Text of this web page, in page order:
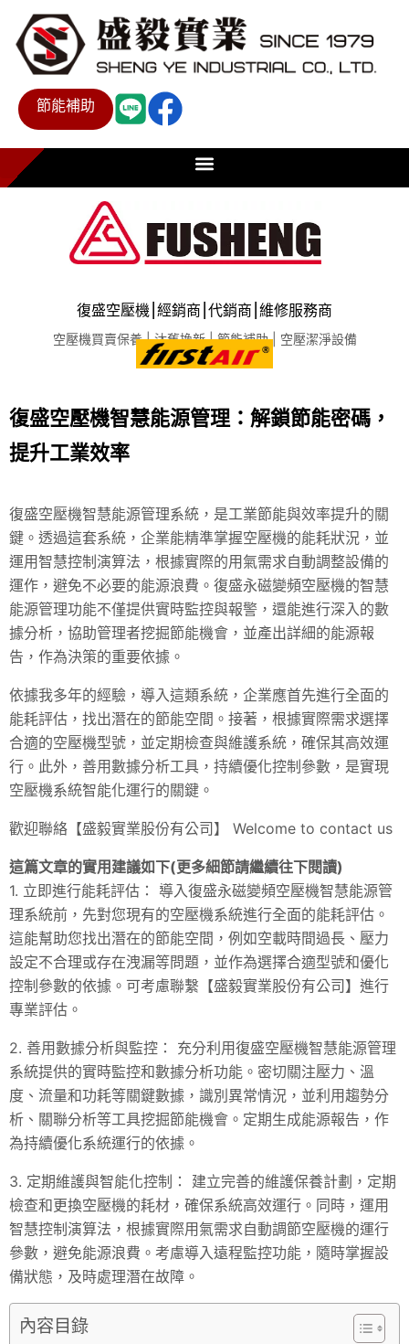
節能補助
復盛空壓機⎮經銷商⎮代銷商⎮維修服務商
空壓機買賣保養 | 汰舊換新 | 節能補助 | 空壓潔淨設備
復盛空壓機智慧能源管理：解鎖節能密碼，
提升工業效率
復盛空壓機智慧能源管理系統，是工業節能與效率提升的關
鍵。透過這套系統，企業能精準掌握空壓機的能耗狀況，並
運用智慧控制演算法，根據實際的用氣需求自動調整設備的
運作，避免不必要的能源浪費。復盛永磁變頻空壓機的智慧
能源管理功能不僅提供實時監控與報警，還能進行深入的數
據分析，協助管理者挖掘節能機會，並產出詳細的能源報
告，作為決策的重要依據。
依據我多年的經驗，導入這類系統，企業應首先進行全面的
能耗評估，找出潛在的節能空間。接著，根據實際需求選擇
合適的空壓機型號，並定期檢查與維護系統，確保其高效運
行。此外，善用數據分析工具，持續優化控制參數，是實現
空壓機系統智能化運行的關鍵。
歡迎聯絡【盛毅實業股份有公司】 Welcome to contact us
這篇文章的實用建議如下(更多細節請繼續往下閱讀)
1. 立即進行能耗評估： 導入復盛永磁變頻空壓機智慧能源管
理系統前，先對您現有的空壓機系統進行全面的能耗評估。
這能幫助您找出潛在的節能空間，例如空載時間過長、壓力
設定不合理或存在洩漏等問題，並作為選擇合適型號和優化
控制參數的依據。可考慮聯繫【盛毅實業股份有公司】進行
專業評估。
2. 善用數據分析與監控： 充分利用復盛空壓機智慧能源管理
系統提供的實時監控和數據分析功能。密切關注壓力、溫
度、流量和功耗等關鍵數據，識別異常情況，並利用趨勢分
析、關聯分析等工具挖掘節能機會。定期生成能源報告，作
為持續優化系統運行的依據。
3. 定期維護與智能化控制： 建立完善的維護保養計劃，定期
檢查和更換空壓機的耗材，確保系統高效運行。同時，運用
智慧控制演算法，根據實際用氣需求自動調節空壓機的運行
參數，避免能源浪費。考慮導入遠程監控功能，隨時掌握設
備狀態，及時處理潛在故障。
內容目錄